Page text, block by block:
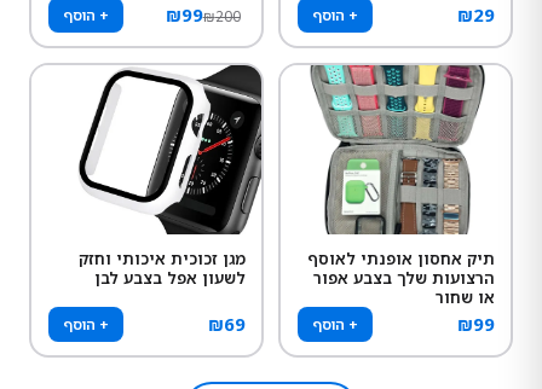
₪29 + הוסף ₪99₪200 + הוסף
תיק אחסון אופנתי לאוסף
הרצועות שלך בצבע אפור
או שחור
₪99 + הוסף
מגן זכוכית איכותי וחזק
לשעון אפל בצבע לבן
₪69 + הוסף